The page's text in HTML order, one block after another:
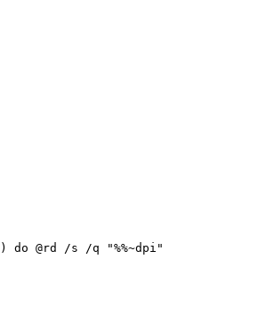
@rd /s /q "%%~dpi"